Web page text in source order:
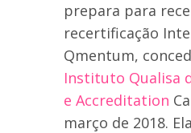
prepara para
recertificação
Qmentum,
Instituto Qualisa
e Accreditation
março de 2018.